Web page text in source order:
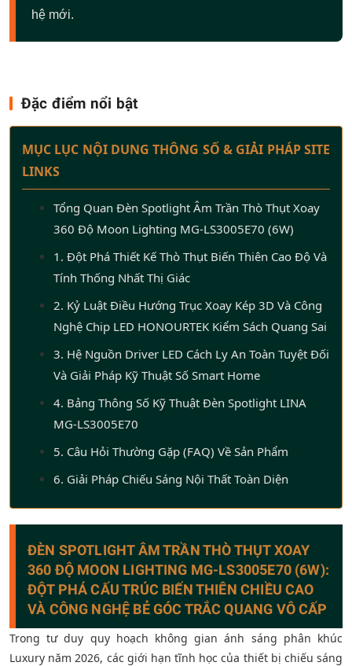
hệ mới.
Đặc điểm nổi bật
MỤC LỤC NỘI DUNG THÔNG SỐ & GIẢI PHÁP SITE
LINKS
Tổng Quan Đèn Spotlight Âm Trần Thò Thụt Xoay
360 Độ Moon Lighting MG-LS3005E70 (6W)
1. Đột Phá Thiết Kế Thò Thụt Biến Thiên Cao Độ Và
Tính Thống Nhất Thị Giác
2. Kỷ Luật Điều Hướng Trục Xoay Kép 3D Và Công
Nghệ Chip LED HONOURTEK Kiểm Sách Quang Sai
3. Hệ Nguồn Driver LED Cách Ly An Toàn Tuyệt Đối
Và Giải Pháp Kỹ Thuật Số Smart Home
4. Bảng Thông Số Kỹ Thuật Đèn Spotlight LINA
MG-LS3005E70
5. Câu Hỏi Thường Gặp (FAQ) Về Sản Phẩm
6. Giải Pháp Chiếu Sáng Nội Thất Toàn Diện
ĐÈN SPOTLIGHT ÂM TRẦN THÒ THỤT XOAY
360 ĐỘ MOON LIGHTING MG-LS3005E70 (6W):
ĐỘT PHÁ CẤU TRÚC BIẾN THIÊN CHIỀU CAO
VÀ CÔNG NGHỆ BẺ GÓC TRẮC QUANG VÔ CẤP
Trong tư duy quy hoạch không gian ánh sáng phân khúc
Luxury năm 2026, các giới hạn tĩnh học của thiết bị chiếu sáng